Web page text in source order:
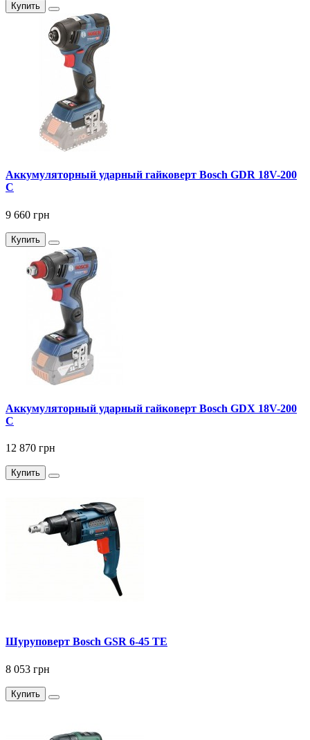
Купить
Аккумуляторный ударный гайковерт Bosch GDR 18V-200
C
9 660 грн
Купить
Аккумуляторный ударный гайковерт Bosch GDX 18V-200
C
12 870 грн
Купить
Шуруповерт Bosch GSR 6-45 TE
8 053 грн
Купить